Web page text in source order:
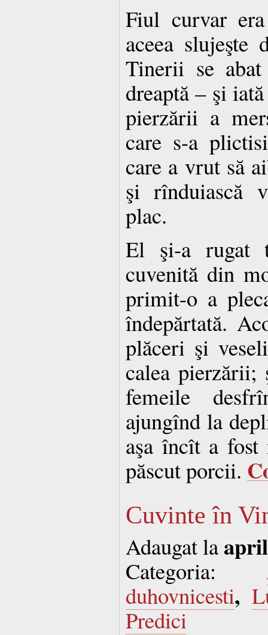
Fiul curvar
aceea
Tinerii se
dreaptă – şi
pierzării a
care s-a
care a vrut să
şi rînduiască
plac.
El şi-a rugat
cuvenită din
primit-o a
îndepărtată.
plăceri şi
calea pierzării;
femeile
ajungînd la
aşa încît a fost
păscut porcii.
Cuvinte în
Adaugat la
Categoria:
duhovnicesti,
Predici